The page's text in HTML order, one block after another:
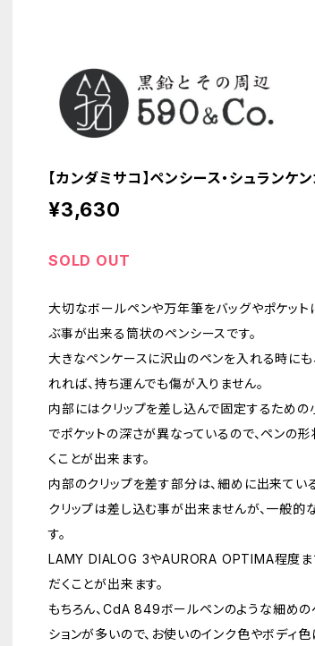
【カンダミサコ】ペンシース・シュランケ
¥3,630
SOLD OUT
大切なボールペンや万年筆をバッグやポケッ
ぶ事が出来る筒状のペンシースです。
大きなペンケースに沢山のペンを入れる時に
れれば、持ち運んでも傷が入りません。
内部にはクリップを差し込んで固定するため
でポケットの深さが異なっているので、ペンの
くことが出来ます。
内部のクリップを差す部分は、細めに出来て
クリップは差し込む事が出来ませんが、一般
す。
LAMY DIALOG 3やAURORA OPTIMA程度ま
だくことが出来ます。
もちろん、CdA 849ボールペンのような細め
ションが多いので、お使いのインク色やボディ